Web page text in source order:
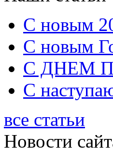
С новым
С новым
С ДНЕМ
С
все статьи
Новости